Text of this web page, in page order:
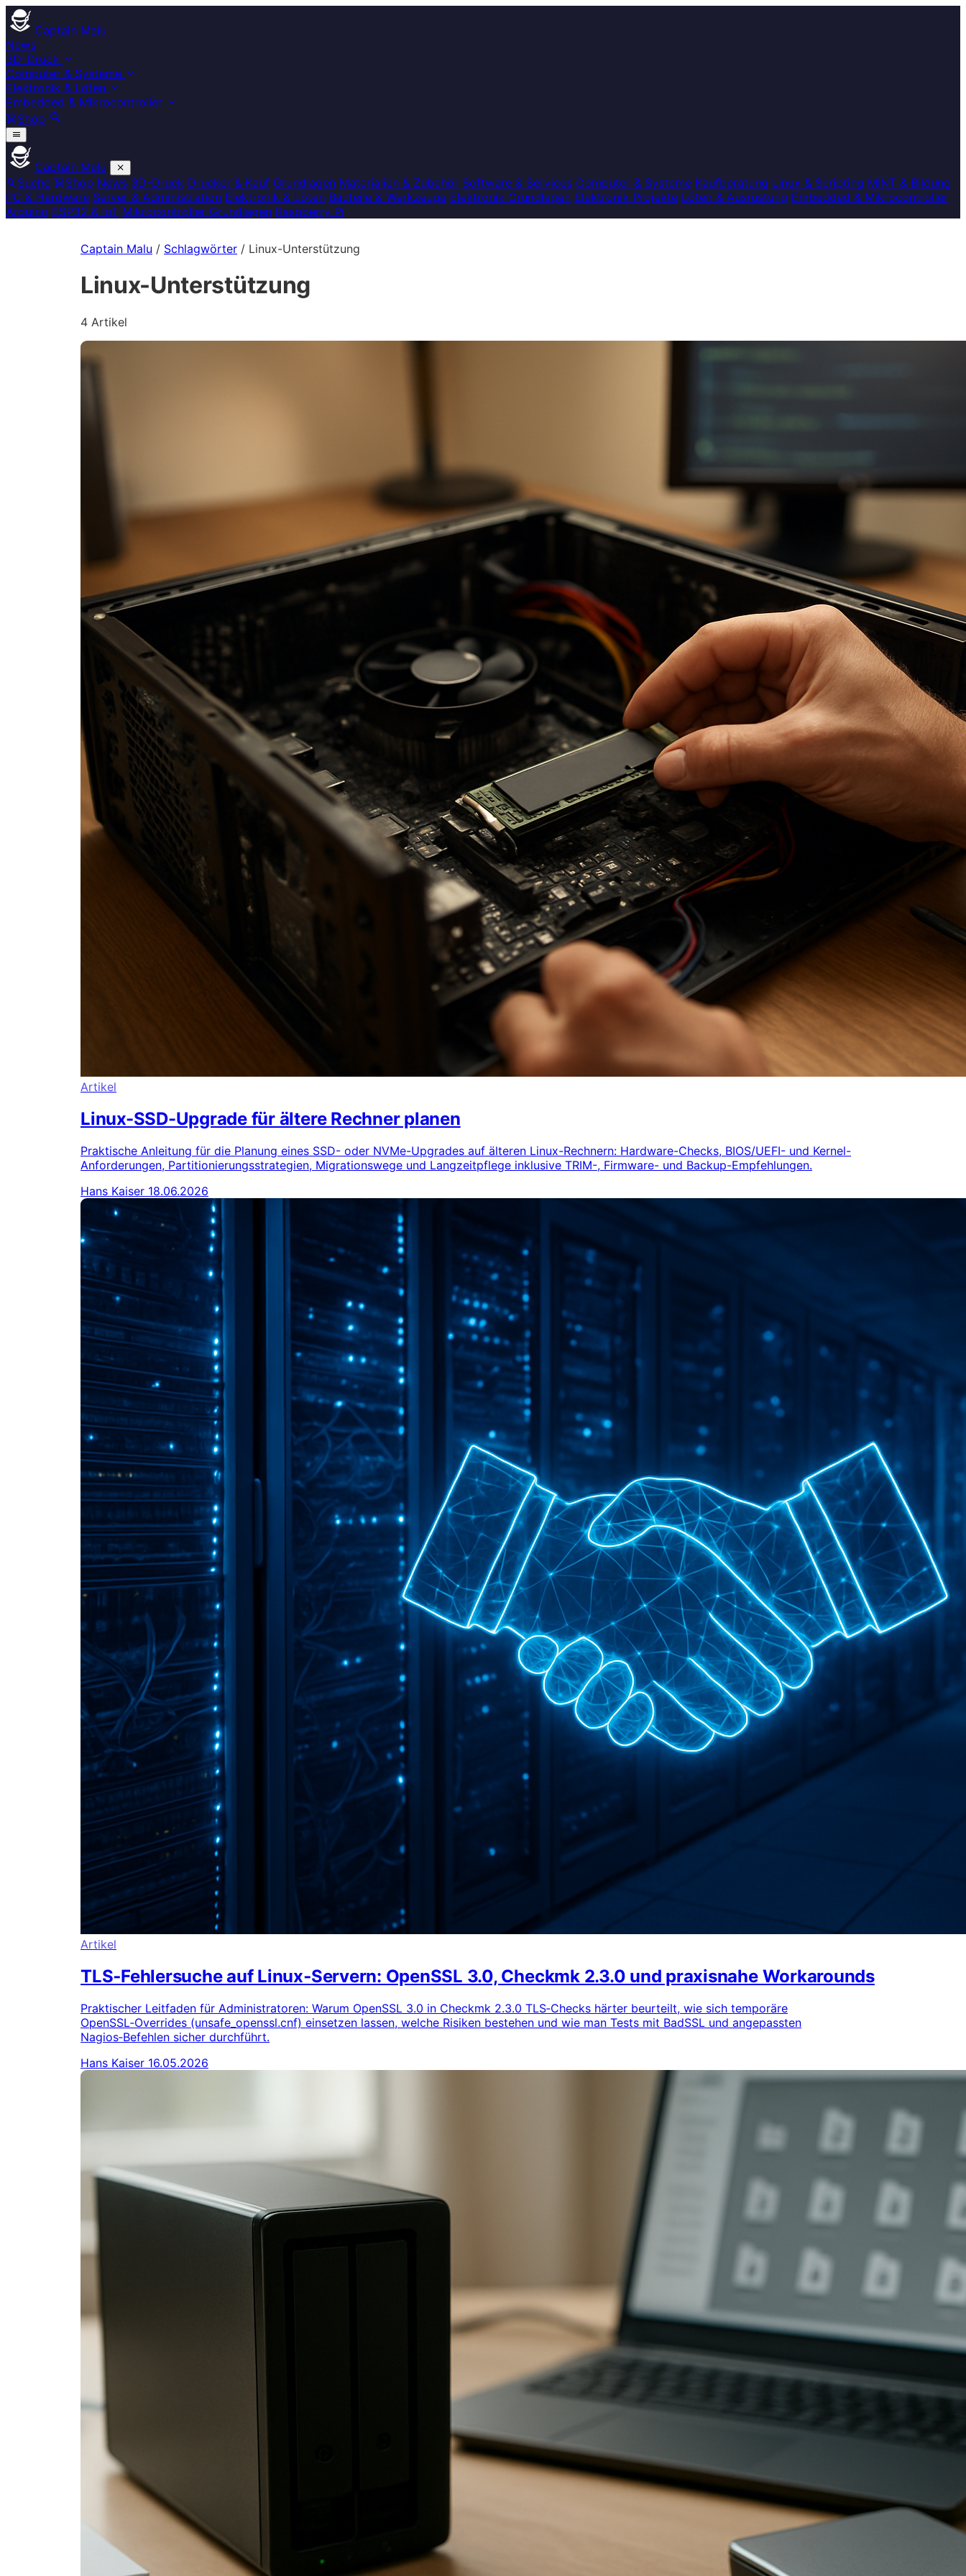
Captain Malu
News
3D-Druck
Computer & Systeme
Elektronik & Löten
Embedded & Mikrocontroller
Shop
Captain Malu
Suche
Shop News 3D-Druck Drucker & Kauf Grundlagen Materialien & Zubehör Software & Services Computer & Systeme Kaufberatung Linux & Scripting MINT & Bildung
PC & Hardware Server & Administration Elektronik & Löten Bauteile & Werkzeuge Elektronik Grundlagen Elektronik Projekte Löten & Ausrüstung Embedded & Mikrocontroller
Arduino ESP32 & IoT Mikrocontroller Grundlagen Raspberry Pi
Captain Malu / Schlagwörter / Linux-Unterstützung
Linux-Unterstützung
4 Artikel
Artikel
Linux-SSD-Upgrade für ältere Rechner planen
Praktische Anleitung für die Planung eines SSD- oder NVMe-Upgrades auf älteren Linux-Rechnern: Hardware-Checks, BIOS/UEFI- und Kernel-
Anforderungen, Partitionierungsstrategien, Migrationswege und Langzeitpflege inklusive TRIM-, Firmware- und Backup-Empfehlungen.
Hans Kaiser 18.06.2026
Artikel
TLS‑Fehlersuche auf Linux‑Servern: OpenSSL 3.0, Checkmk 2.3.0 und praxisnahe Workarounds
Praktischer Leitfaden für Administratoren: Warum OpenSSL 3.0 in Checkmk 2.3.0 TLS‑Checks härter beurteilt, wie sich temporäre
OpenSSL‑Overrides (unsafe_openssl.cnf) einsetzen lassen, welche Risiken bestehen und wie man Tests mit BadSSL und angepassten
Nagios‑Befehlen sicher durchführt.
Hans Kaiser 16.05.2026